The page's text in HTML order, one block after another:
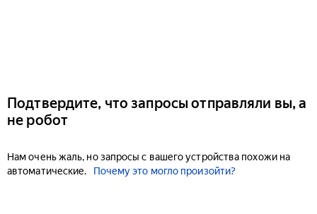
Подтвердите, что запросы отправляли вы, а
не робот
Нам очень жаль, но запросы с вашего устройства похожи на
автоматические.
Почему это могло произойти?